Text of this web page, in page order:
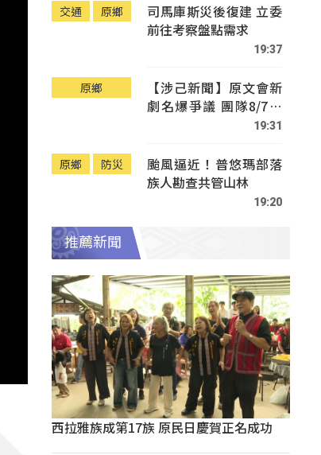
交通 原鄉
司馬庫斯災後復建 立委
前往考察盤點需求
19:37
原鄉
【涉己新聞】原文會新
劇名爆爭議 團隊8/7赴
19:31
原鄉 防災
颱風逼近！普悠瑪部落
族人勘查共管山林
19:20
推薦新聞
西拉雅族成第17族 原民日慶賀正名成功